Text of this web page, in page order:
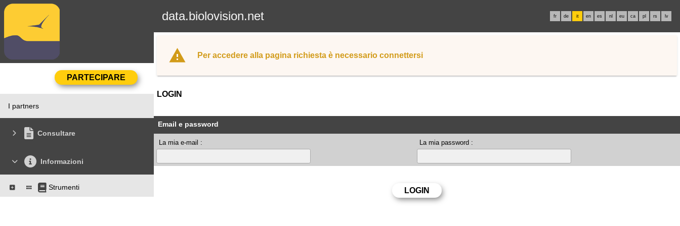
data.biolovision.net fr de it en es nl eu ca pl rs lv
I partners
Consultare
Informazioni
Strumenti
Per accedere alla pagina richiesta è necessario connettersi
LOGIN
Email e password
La mia e-mail : La mia password :